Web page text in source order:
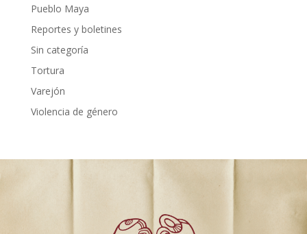
Pueblo Maya
Reportes y boletines
Sin categoría
Tortura
Varejón
Violencia de género